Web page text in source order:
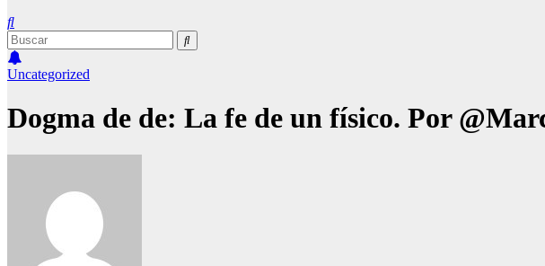
Uncategorized
Dogma de de: La fe de un físico. Por